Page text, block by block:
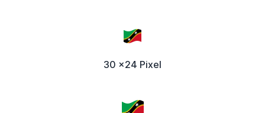
30 x24 Pixel